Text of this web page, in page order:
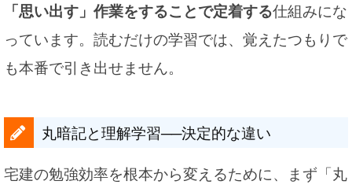
「思い出す」作業をすることで定着する仕組みにな
っています。読むだけの学習では、覚えたつもりで
も本番で引き出せません。
丸暗記と理解学習──決定的な違い
宅建の勉強効率を根本から変えるために、まず「丸